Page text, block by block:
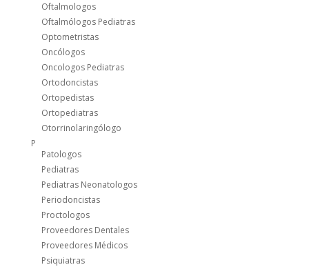
Oftalmologos
Oftalmólogos Pediatras
Optometristas
Oncólogos
Oncologos Pediatras
Ortodoncistas
Ortopedistas
Ortopediatras
Otorrinolaringólogo
P
Patologos
Pediatras
Pediatras Neonatologos
Periodoncistas
Proctologos
Proveedores Dentales
Proveedores Médicos
Psiquiatras